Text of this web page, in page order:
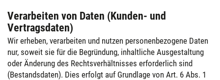
Verarbeiten von Daten (Kunden- und
Vertragsdaten)
Wir erheben, verarbeiten und nutzen personenbezogene Daten
nur, soweit sie für die Begründung, inhaltliche Ausgestaltung
oder Änderung des Rechtsverhältnisses erforderlich sind
(Bestandsdaten). Dies erfolgt auf Grundlage von Art. 6 Abs. 1